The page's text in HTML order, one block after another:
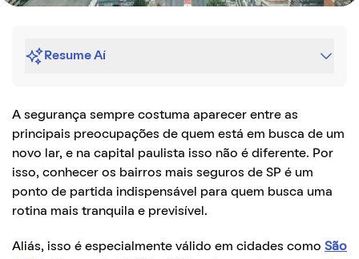
Resume Aí
A segurança sempre costuma aparecer entre as
principais preocupações de quem está em busca de um
novo lar, e na capital paulista isso não é diferente. Por
isso, conhecer os bairros mais seguros de SP é um
ponto de partida indispensável para quem busca uma
rotina mais tranquila e previsível.
Aliás, isso é especialmente válido em cidades como São